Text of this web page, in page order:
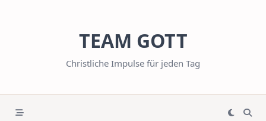
TEAM GOTT
Christliche Impulse für jeden Tag